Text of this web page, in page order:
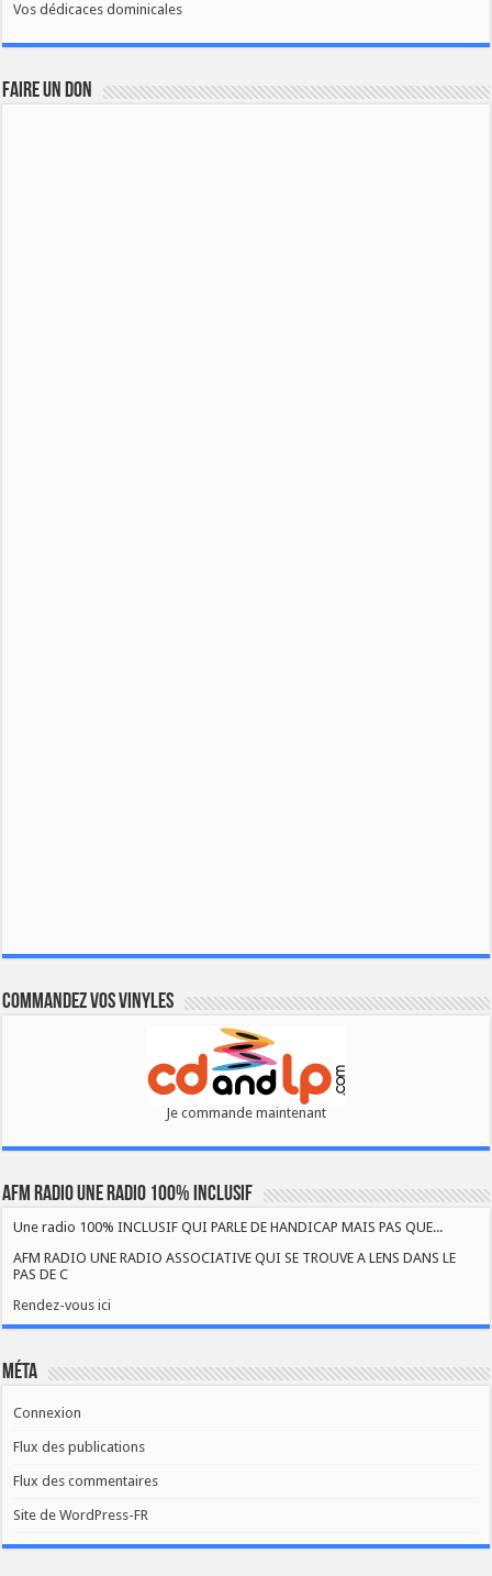
Vos dédicaces dominicales
FAIRE UN DON
Commandez vos vinyles
Je commande maintenant
AFM RADIO UNE RADIO 100% INCLUSIF
Une radio 100% INCLUSIF QUI PARLE DE HANDICAP MAIS PAS QUE...
AFM RADIO UNE RADIO ASSOCIATIVE QUI SE TROUVE A LENS DANS LE
PAS DE C
Rendez-vous ici
Méta
Connexion
Flux des publications
Flux des commentaires
Site de WordPress-FR